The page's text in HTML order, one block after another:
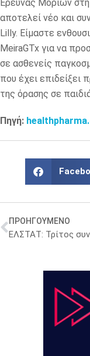
Έρευνας Μορίων
αποτελεί νέο και
Lilly. Είμαστε
MeiraGTx για να
σε ασθενείς
που έχει
της όρασης σε
Πηγή:
ΠΡΟΗΓΟΥΜΕΝΟ